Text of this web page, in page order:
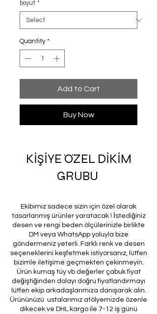
boyut *
Quantity *
Add to Cart
Buy Now
KİŞİYE ÖZEL DİKİM
GRUBU
Ekibimiz sadece sizin için özel olarak
tasarlanmış ürünler yaratacak ! İstediğiniz
desen ve rengi beden ölçülerinizle birlikte
DM veya WhatsApp yoluyla bize
göndermeniz yeterli. Farklı renk ve desen
seçeneklerini keşfetmek istiyorsanız, lütfen
bizimle iletişime geçmekten çekinmeyin.
Ürün kumaş tüy vb değerler çabuk fiyat
değiştiğinden dolayı doğru fiyatlandırmayı
lütfen ekip arkadaşlarımıza danışarak alın.
Ürününüzü ustalarımız atölyemizde özenle
dikecek ve DHL kargo ile 7-12 iş günü